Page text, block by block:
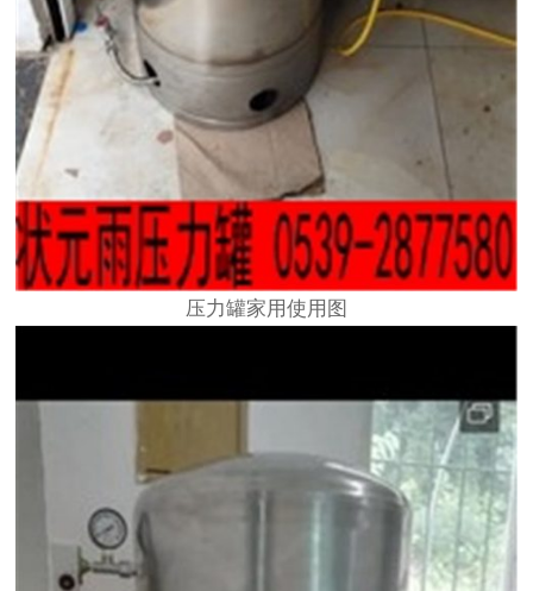
压力罐家用使用图